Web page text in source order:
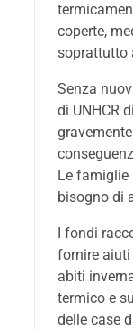
coperte,
soprattutto
Senza
di UNHCR
Le famiglie
bisogno di
I fondi
fornire aiuti
abiti
termico e
delle case